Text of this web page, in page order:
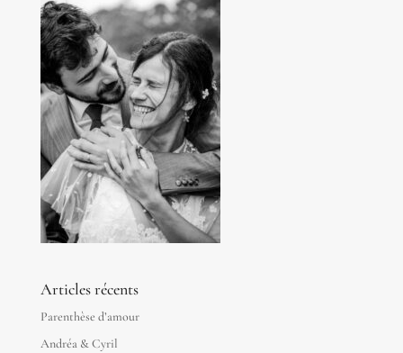
Articles récents
Parenthèse d’amour
Andréa & Cyril